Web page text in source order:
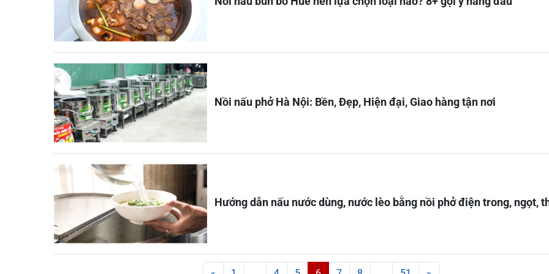
Nồi nấu phở Hà Nội: Bền, Đẹp, Hiện đại, Giao hàng tận nơi
Hướng dẫn nấu nước dùng, nước lèo bằng nồi phở điện trong, ngọt,